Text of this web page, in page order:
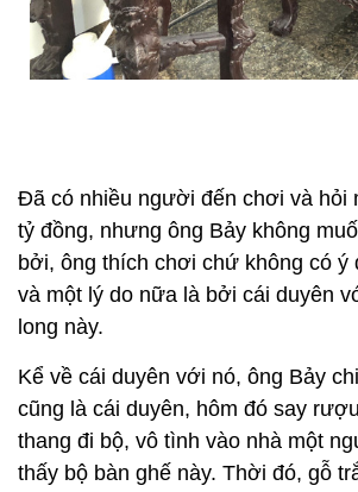
Đã có nhiều người đến chơi và hỏi
tỷ đồng, nhưng ông Bảy không
bởi, ông thích chơi chứ không có ý
và một lý do nữa là bởi cái duyên
long này.
Kể về cái duyên với nó, ông Bảy
cũng là cái duyên, hôm đó say
thang đi bộ, vô tình vào nhà một
thấy bộ bàn ghế này. Thời đó, gỗ